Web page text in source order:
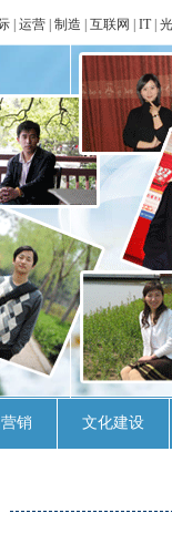
运营 制造 互联网 IT|
销 文化建设